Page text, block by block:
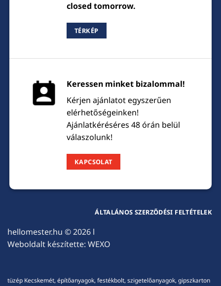
closed tomorrow.
TÉRKÉP
Keressen minket bizalommal!
Kérjen ajánlatot egyszerűen
elérhetőségeinken!
Ajánlatkéréséres 48 órán belül
válaszolunk!
KAPCSOLAT
hellomester.hu © 2026 l
Weboldalt készítette: WEXO
ÁLTALÁNOS SZERZŐDÉSI FELTÉTELEK
tüzép Kecskemét, építőanyagok, festékbolt, szigetelőanyagok, gipszkarton